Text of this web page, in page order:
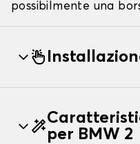
possibilmente una
per BMW 2